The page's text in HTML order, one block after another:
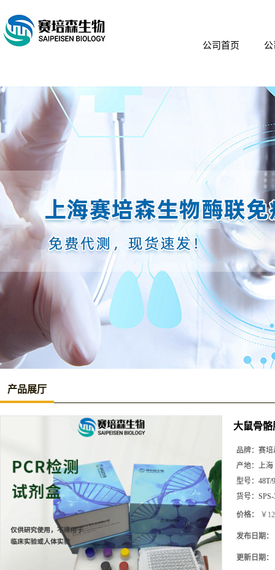
公司首页
产品展厅
大鼠骨骼
品牌： 赛培
产地： 上海
型号： 48T/
货号：
价格： ￥
发布日期：
更新日期：